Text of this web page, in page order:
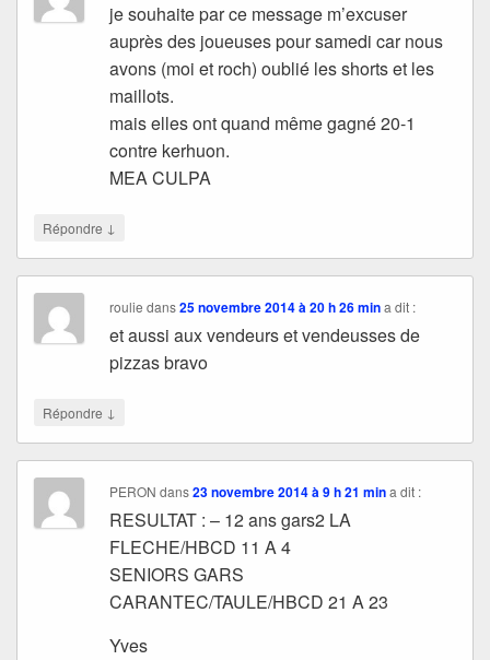
je souhaite par ce message m’excuser
auprès des joueuses pour samedi car nous
avons (moi et roch) oublié les shorts et les
maillots.
mais elles ont quand même gagné 20-1
contre kerhuon.
MEA CULPA
Répondre ↓
roulie dans25 novembre 2014 à 20 h 26 min a dit :
et aussi aux vendeurs et vendeusses de
pizzas bravo
Répondre ↓
PERON dans23 novembre 2014 à 9 h 21 min a dit :
RESULTAT : – 12 ans gars2 LA
FLECHE/HBCD 11 A 4
SENIORS GARS
CARANTEC/TAULE/HBCD 21 A 23
Yves